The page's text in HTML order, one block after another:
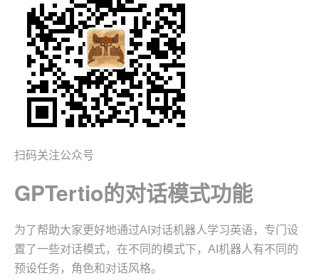
扫码关注公众号
GPTertio的对话模式功能
为了帮助大家更好地通过AI对话机器人学习英语，专门设
置了一些对话模式，在不同的模式下，AI机器人有不同的
预设任务，角色和对话风格。